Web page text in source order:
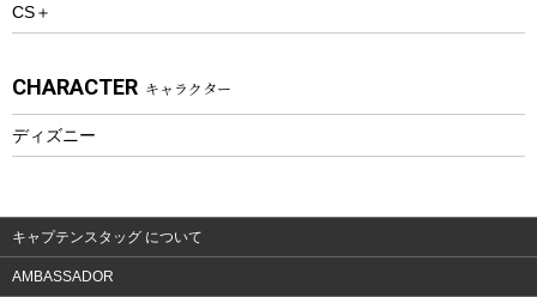
ウェルネス
ウェア、タオル
ウェア
CS＋
CHARACTER キャラクター
ディズニー
キャプテンスタッグ について
AMBASSADOR